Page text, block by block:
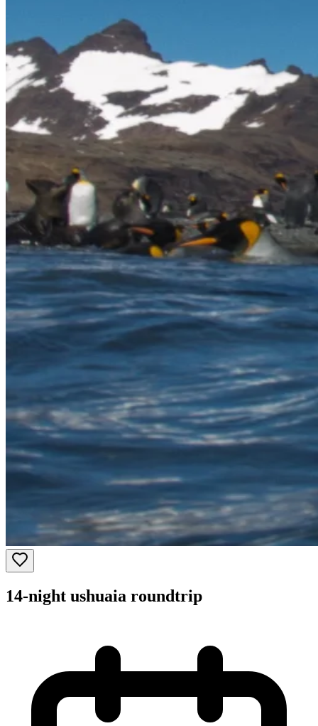
14-night ushuaia roundtrip